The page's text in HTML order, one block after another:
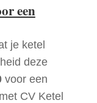
een
je ketel
deze
voor een
CV Ketel